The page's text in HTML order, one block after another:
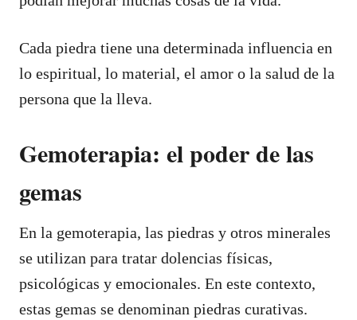
Cada piedra tiene una determinada influencia en
lo espiritual, lo material, el amor o la salud de la
persona que la lleva.
Gemoterapia: el poder de las
gemas
En la gemoterapia, las piedras y otros minerales
se utilizan para tratar dolencias físicas,
psicológicas y emocionales. En este contexto,
estas gemas se denominan piedras curativas.